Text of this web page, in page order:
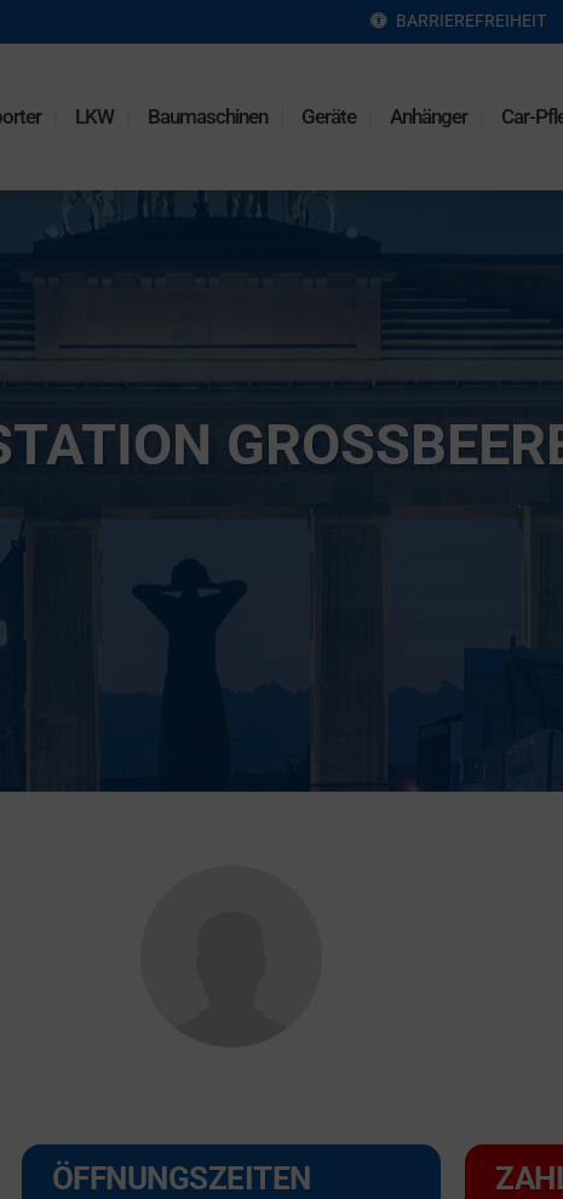
BARRIEREFREIHEIT
LKW Baumaschinen Geräte Anhänger Car-
ÖFFNUNGSZEITEN